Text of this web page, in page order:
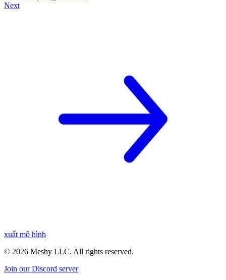
Next
xuất mô hình
© 2026 Meshy LLC. All rights reserved.
Join our Discord server